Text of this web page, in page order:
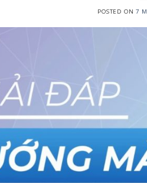
POSTED ON7